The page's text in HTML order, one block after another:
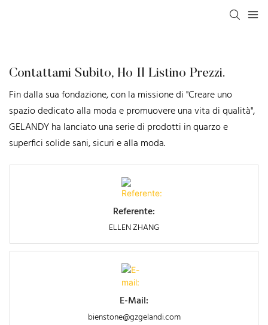
Contattami Subito, Ho Il Listino Prezzi.
Fin dalla sua fondazione, con la missione di "Creare uno
spazio dedicato alla moda e promuovere una vita di qualità",
GELANDY ha lanciato una serie di prodotti in quarzo e
superfici solide sani, sicuri e alla moda.
Referente:
ELLEN ZHANG
E-Mail:
bienstone@gzgelandi.com